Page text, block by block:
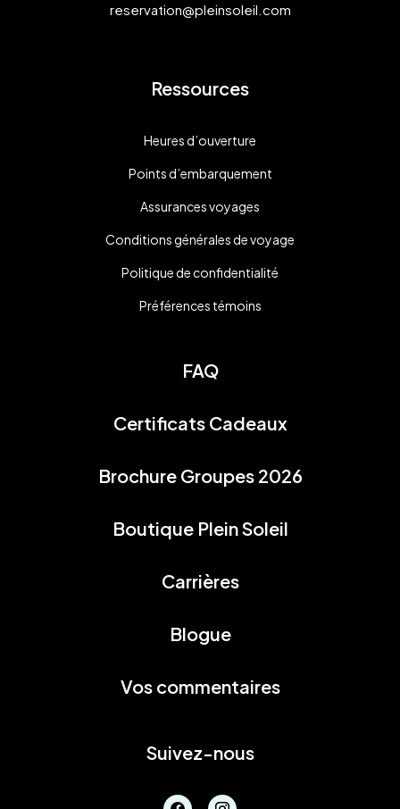
reservation@pleinsoleil.com
Ressources
Heures d’ouverture
Points d’embarquement
Assurances voyages
Conditions générales de voyage
Politique de confidentialité
Préférences témoins
FAQ
Certificats Cadeaux
Brochure Groupes 2026
Boutique Plein Soleil
Carrières
Blogue
Vos commentaires
Suivez-nous